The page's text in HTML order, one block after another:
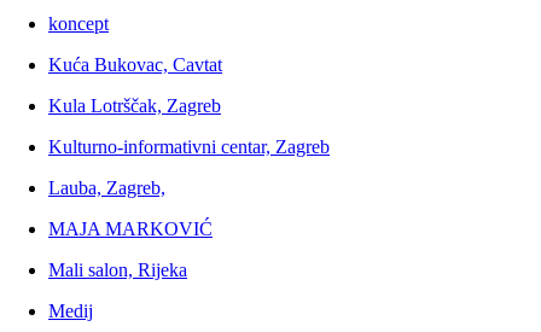
koncept
Kuća Bukovac, Cavtat
Kula Lotrščak, Zagreb
Kulturno-informativni centar, Zagreb
Lauba, Zagreb,
MAJA MARKOVIĆ
Mali salon, Rijeka
Medij